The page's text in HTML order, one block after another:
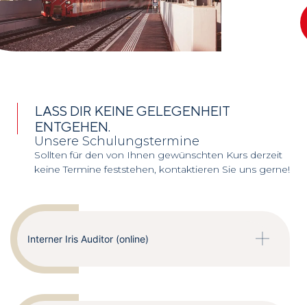
LASS DIR KEINE GELEGENHEIT
ENTGEHEN.
Unsere Schulungstermine
Sollten für den von Ihnen gewünschten Kurs derzeit
keine Termine feststehen, kontaktieren Sie uns gerne!
Interner Iris Auditor (online)